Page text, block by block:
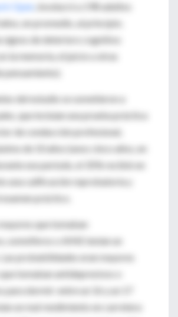
Open
, involucró a 198 adultos
en promedio, al principio.
signos de deterioro cognitivo
la memoria, el juicio u otras
pensamiento).
del estudio se sometieron a
que incluían una prueba práctica
de conducción profesional,
de 10 años (unos cinco años, en
ese período, el 35% recibió en
una calificación reprobatoria y
práctico.
que tomaban
somníferos o AINE tenían un
probabilidades eran mayores
tomaban antidepresivos o
para dormir: entre un 16 y un 17
un mal rendimiento en carretera